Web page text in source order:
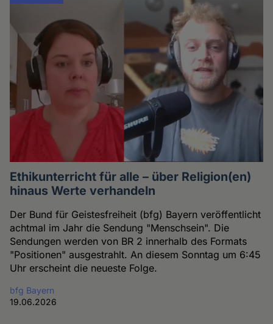
Ethikunterricht für alle – über Religion(en)
hinaus Werte verhandeln
Der Bund für Geistesfreiheit (bfg) Bayern veröffentlicht
achtmal im Jahr die Sendung "Menschsein". Die
Sendungen werden von BR 2 innerhalb des Formats
"Positionen" ausgestrahlt. An diesem Sonntag um 6:45
Uhr erscheint die neueste Folge.
bfg Bayern
19.06.2026